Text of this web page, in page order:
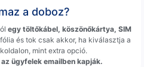
a doboz?
egy töltőkábel, köszönőkártya, SIM
és tok csak akkor, ha kiválasztja a
mint extra opció.
ügyfelek emailben kapják.